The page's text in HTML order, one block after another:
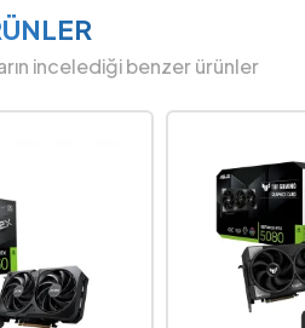
incelediği benzer ürünler